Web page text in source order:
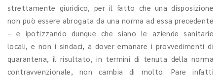
strettamente giuridico, per il fatto che una disposizione
non può essere abrogata da una norma ad essa precedente
– e ipotizzando dunque che siano le aziende sanitarie
locali, e non i sindaci, a dover emanare i provvedimenti di
quarantena, il risultato, in termini di tenuta della norma
contravvenzionale, non cambia di molto. Pare infatti